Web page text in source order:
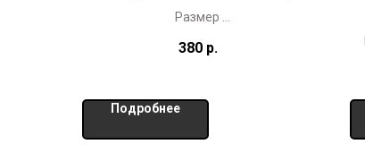
Размер
11 х 2,7 см
380 р.
Подробнее